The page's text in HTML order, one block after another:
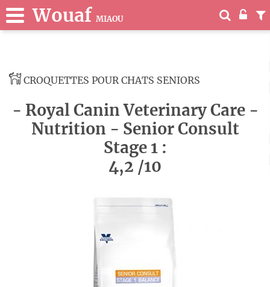
Wouaf MIAOU
CROQUETTES POUR CHATS SENIORS
- Royal Canin Veterinary Care -
Nutrition - Senior Consult
Stage 1 :
4,2 /10